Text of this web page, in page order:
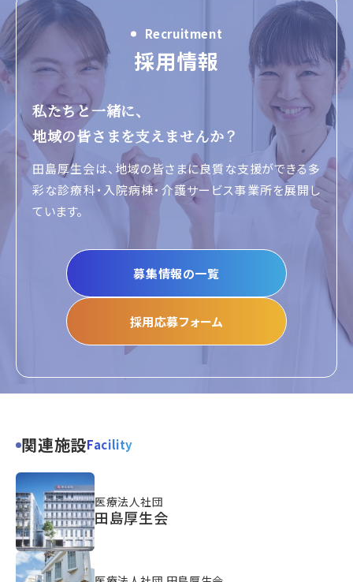
Recruitment
採用情報
私たちと一緒に、
地域の皆さまを支えませんか？
田島厚生会は、地域の皆さまに良質な支援ができる多
彩な診療科・入院病棟・介護サービス事業所を展開し
ています。
募集情報の一覧
採用応募フォーム
関連施設Facility
医療法人社団
田島厚生会